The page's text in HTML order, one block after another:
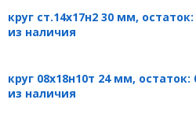
круг ст.14х17н2 30 мм,
из наличия
круг 08х18н10т 24 мм,
из наличия